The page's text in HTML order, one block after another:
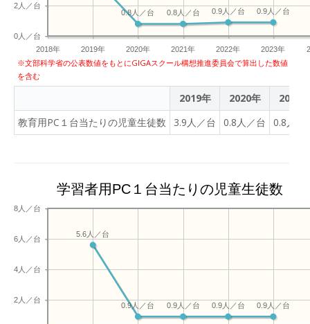
たちは自由に席を移動して
学び始めます。1人で取り
組む生徒もいますし、3～4
人のグループを作って学ぶ
生徒もいます。生徒一人ひ
とりがどのように学ぶかを
決めて、自由進度学習に取
り組んでいました。 生徒
たちが自分のペースで学ん
いいよ」と言っていまし
た。生徒たちが使っている
ながら、円の中心を作図す
しました」▽採点時間が５
分の１に短縮 東京都墨田区
立錦糸中学校で社会科を教
える古賀隆一郎教員は「端
が高まる。自分で調べた
り、他の生徒と対話したり
して学びも深まる」と効果
などの特色を紹介するニュ
ース番組をアイパッドで作
生徒は原稿を文書作成ソフ
げ、他の生徒が別の端末の
一方的に話をする授業では
なく、生徒が共同作業で課
2018年 2019年 2020年 2021年 2022年 2023年
0人／台
2人／台
0.9人／台
0.9人／台
0.8人／台
0.8人／台
※文部科学省の公表数値をもとにGIGAスクール構想推進委員会で算出した数値
を含む
2019年 2020年
2021年
教育用PC１台当たりの児童生徒数
3.9人／台 0.8人／台 0.8人／
学習者用PC１台当たりの児童生徒数
2人／台
4人／台
6人／台
8人／台
0.9人／台
0.9人／台
0.9人／台
0.9人／台
5.6人／台